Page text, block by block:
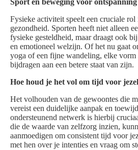
Sport en beweging voor ontspanning
Fysieke activiteit speelt een cruciale rol
gezondheid. Sporten heeft niet alleen
fysieke gesteldheid, maar draagt ook
en emotioneel welzijn. Of het nu gaat
yoga of een fijne wandeling, elke
bijdragen aan een betere staat van zijn.
Hoe houd je het vol om tijd voor
Het volhouden van de gewoontes die
vereist een duidelijke aanpak en
ondersteunend netwerk is hierbij
die de waarde van zelfzorg inzien,
aanmoedigen om consistent tijd voor
met hen over je intenties en vraag om